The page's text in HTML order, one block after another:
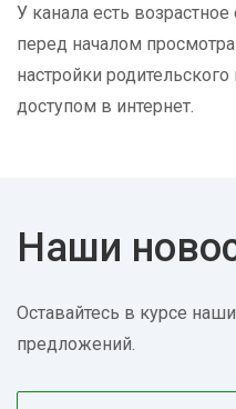
У канала есть
перед началом
настройки
доступом в интернет.
Наши
Оставайтесь в курсе
предложений.